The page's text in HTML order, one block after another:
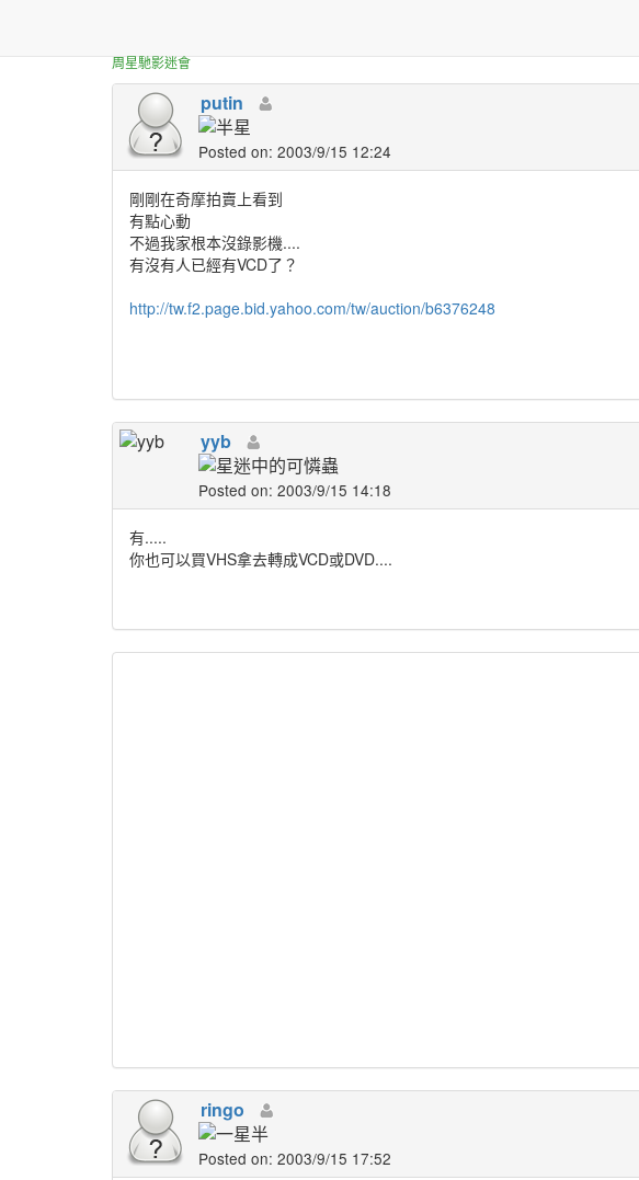
周星馳影迷會
putin
Posted on: 2003/9/15 12:24
剛剛在奇摩拍賣上看到
有點心動
不過我家根本沒錄影機....
有沒有人已經有VCD了？
http://tw.f2.page.bid.yahoo.com/tw/auction/b6376248
yyb
Posted on: 2003/9/15 14:18
有.....
你也可以買VHS拿去轉成VCD或DVD....
ringo
Posted on: 2003/9/15 17:52